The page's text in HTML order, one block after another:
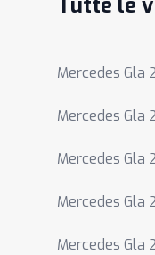
Mercedes Gla
Mercedes Gla
Mercedes Gla
Mercedes Gla
Mercedes Gla